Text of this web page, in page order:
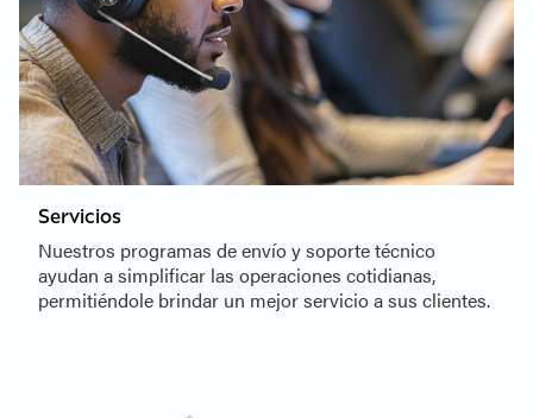
Servicios
Nuestros programas de envío y soporte técnico
ayudan a simplificar las operaciones cotidianas,
permitiéndole brindar un mejor servicio a sus clientes.